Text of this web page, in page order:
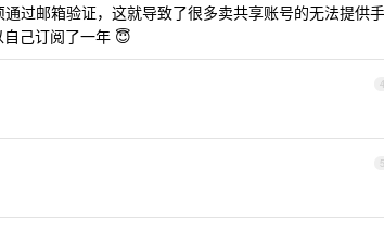
过邮箱验证，这就导致了很多卖共享账号的无法提供手
己订阅了一年 😇
4
5